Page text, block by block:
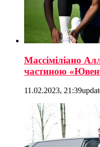
Массіміліано
частиною
11.02.2023, 21:39